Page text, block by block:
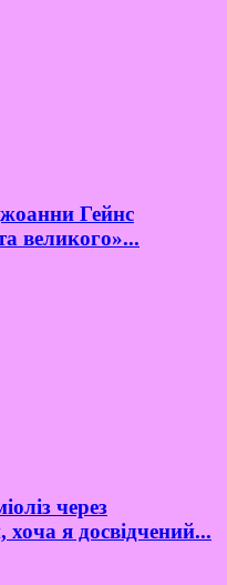
Гейнс
великого»...
через
я досвідчений...